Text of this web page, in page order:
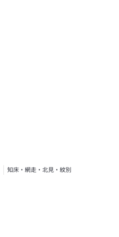
知床・網走・北見・紋別